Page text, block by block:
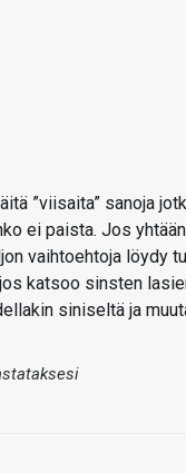
”viisaita” sanoja
ei paista. Jos
vaihtoehtoja löydy
katsoo sinsten
siniseltä ja